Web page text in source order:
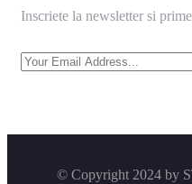
Inscriete la newsletter si
© Copyright 2024 by